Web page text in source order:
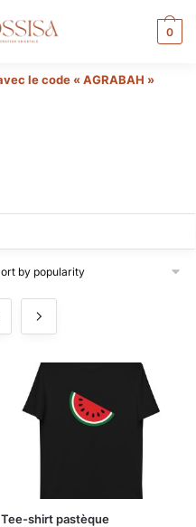
0
le code « AGRABAH »
Tee-shirt pastèque